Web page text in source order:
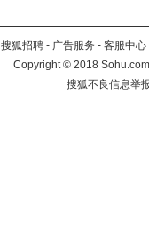
搜狐招聘 - 广告服务 - 客服中心
Copyright©2018
搜狐不良信息举